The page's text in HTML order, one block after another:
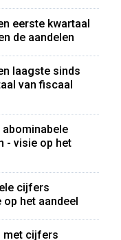
eerste kwartaal
de aandelen
laagste sinds
van fiscaal
abominabele
- visie op het
cijfers
het aandeel
met cijfers